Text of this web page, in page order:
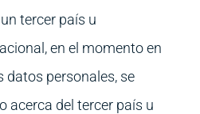
tercer país u
en el momento en
datos personales, se
acerca del tercer país u